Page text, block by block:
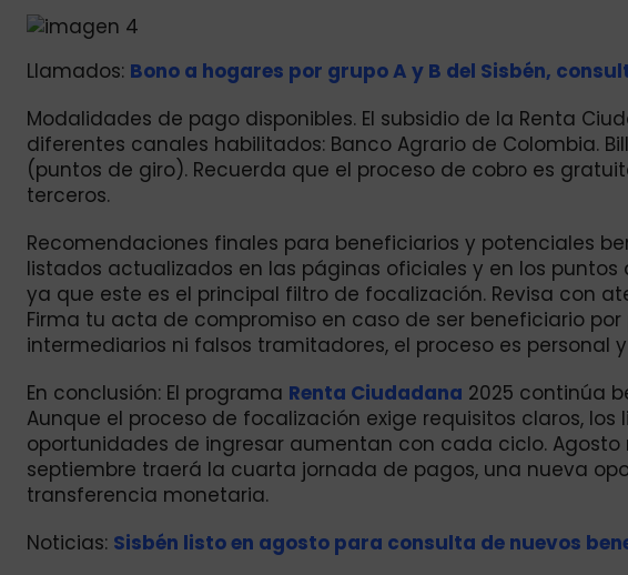
Llamados: Bono a hogares por grupo A y B del Sisbén,
Modalidades de pago disponibles. El subsidio de la Renta
diferentes canales habilitados: Banco Agrario de Colombia.
(puntos de giro). Recuerda que el proceso de cobro es
terceros.
Recomendaciones finales para beneficiarios y potenciales
listados actualizados en las páginas oficiales y en los puntos
ya que este es el principal filtro de focalización. Revisa con
Firma tu acta de compromiso en caso de ser beneficiario
intermediarios ni falsos tramitadores, el proceso es personal
En conclusión: El programa Renta Ciudadana 2025 continúa
Aunque el proceso de focalización exige requisitos claros,
oportunidades de ingresar aumentan con cada ciclo.
septiembre traerá la cuarta jornada de pagos, una nueva
transferencia monetaria.
Noticias: Sisbén listo en agosto para consulta de nuevos